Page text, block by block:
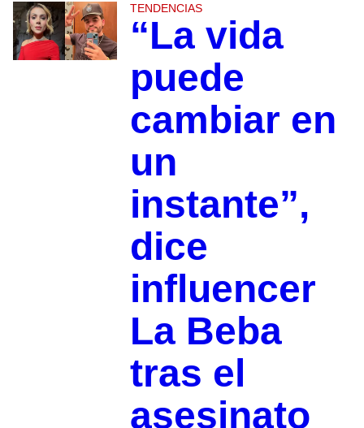
TENDENCIAS
“La vida
puede
cambiar en
un
instante”,
dice
influencer
La Beba
tras el
asesinato